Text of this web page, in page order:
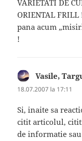
VARIETATI DE
ORIENTAL
pana acum
!
Vasile,
18.07.2007 la 17:11
Si, inaite sa
citit articolul,
de informatie sau